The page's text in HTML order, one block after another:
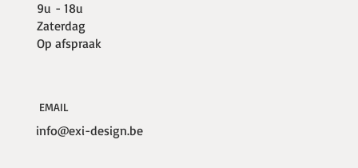
9u - 18u
Zaterdag
Op afspraak
EMAIL
info@exi-design.be